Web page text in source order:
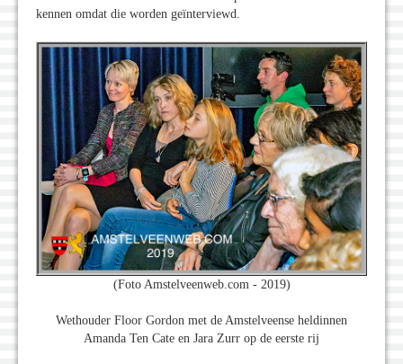
kennen omdat die worden geïnterviewd.
(Foto Amstelveenweb.com - 2019)
Wethouder Floor Gordon met de Amstelveense heldinnen
Amanda Ten Cate en Jara Zurr op de eerste rij